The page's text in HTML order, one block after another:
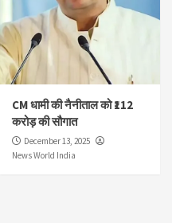
CM धामी की नैनीताल को ₹112
करोड़ की सौगात
December 13, 2025
News World India